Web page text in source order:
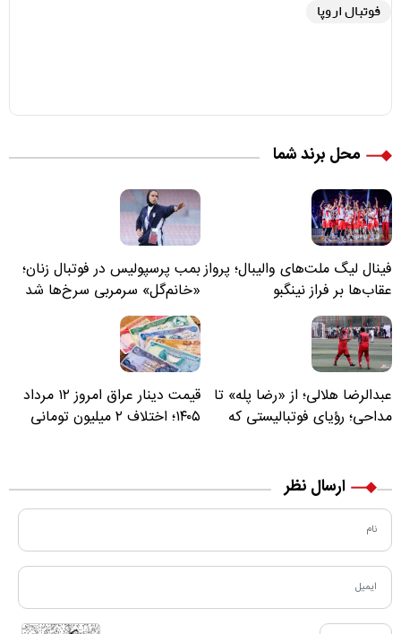
فوتبال اروپا
محل برند شما
فینال لیگ ملت‌های والیبال؛ پرواز
عقاب‌ها بر فراز نینگبو
بمب پرسپولیس در فوتبال زنان؛
«خانم‌گل» سرمربی سرخ‌ها شد
عبدالرضا هلالی؛ از «رضا پله» تا
مداحی؛ رؤیای فوتبالیستی که
قیمت دینار عراق امروز ۱۲ مرداد
۱۴۰۵؛ اختلاف ۲ میلیون تومانی
ارسال نظر